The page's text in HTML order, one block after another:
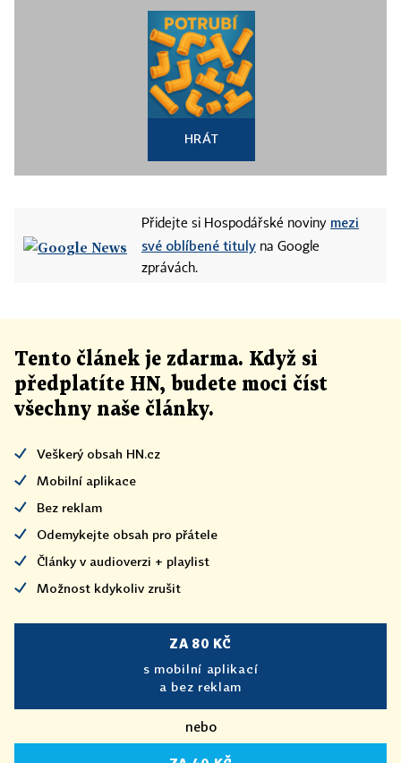
HRÁT
Přidejte si Hospodářské noviny mezi
své oblíbené tituly na Google
zprávách.
Tento článek je zdarma. Když si
předplatíte HN, budete moci číst
všechny naše články.
Veškerý obsah HN.cz
Mobilní aplikace
Bez reklam
Odemykejte obsah pro přátele
Články v audioverzi + playlist
Možnost kdykoliv zrušit
ZA 80 KČ
s mobilní aplikací
a bez reklam
nebo